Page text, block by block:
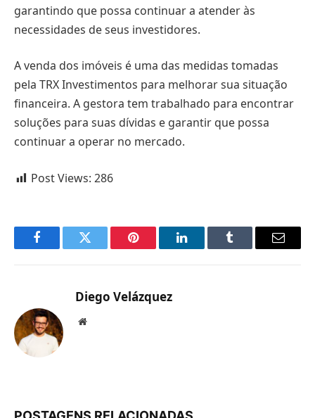
garantindo que possa continuar a atender às
necessidades de seus investidores.
A venda dos imóveis é uma das medidas tomadas
pela TRX Investimentos para melhorar sua situação
financeira. A gestora tem trabalhado para encontrar
soluções para suas dívidas e garantir que possa
continuar a operar no mercado.
Post Views: 286
FacebookTwitter Pinterest LinkedInTumblr Email
Diego Velázquez
Website